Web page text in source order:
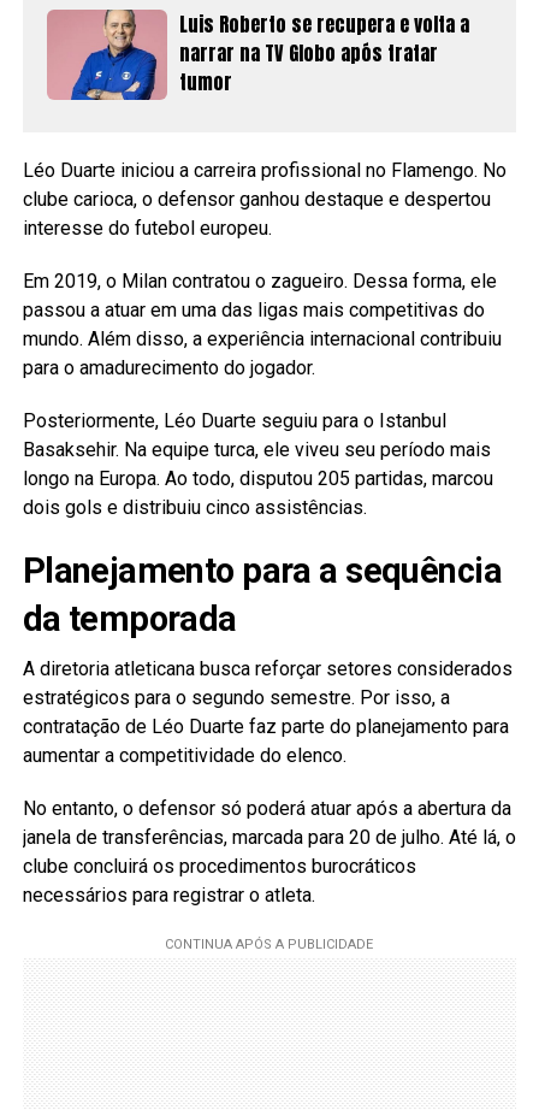
Luis Roberto se recupera e volta a
narrar na TV Globo após tratar
tumor
Léo Duarte iniciou a carreira profissional no Flamengo. No
clube carioca, o defensor ganhou destaque e despertou
interesse do futebol europeu.
Em 2019, o Milan contratou o zagueiro. Dessa forma, ele
passou a atuar em uma das ligas mais competitivas do
mundo. Além disso, a experiência internacional contribuiu
para o amadurecimento do jogador.
Posteriormente, Léo Duarte seguiu para o Istanbul
Basaksehir. Na equipe turca, ele viveu seu período mais
longo na Europa. Ao todo, disputou 205 partidas, marcou
dois gols e distribuiu cinco assistências.
Planejamento para a sequência
da temporada
A diretoria atleticana busca reforçar setores considerados
estratégicos para o segundo semestre. Por isso, a
contratação de Léo Duarte faz parte do planejamento para
aumentar a competitividade do elenco.
No entanto, o defensor só poderá atuar após a abertura da
janela de transferências, marcada para 20 de julho. Até lá, o
clube concluirá os procedimentos burocráticos
necessários para registrar o atleta.